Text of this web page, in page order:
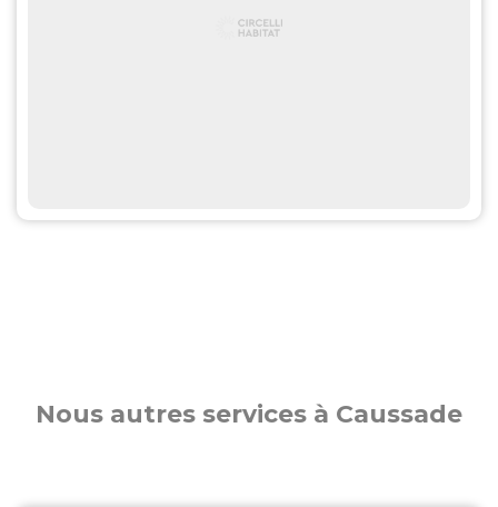
Nous autres services à Caussade